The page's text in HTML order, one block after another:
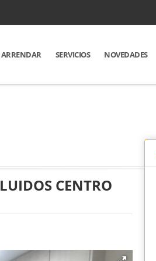
ARRENDAR SERVICIOS NOVEDADES
CENTRO